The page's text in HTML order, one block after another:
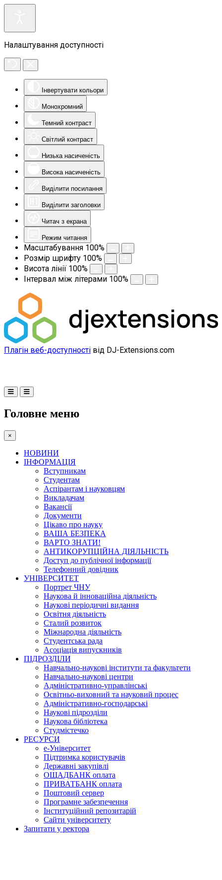
Налаштування доступності
Інвертувати кольори
Монохромний
Темний контраст
Світлий контраст
Низька насиченість
Висока насиченість
Виділити посилання
Виділити заголовки
Читач з екрана
Режим читання
Масштабування 100%
Розмір шрифту 100%
Висота лінії 100%
Інтервал між літерами 100%
Плагін веб-доступності від DJ-Extensions.com
Головне меню
×
НОВИНИ
ІНФОРМАЦІЯ
Вступникам
Студентам
Аспірантам і науковцям
Викладачам
Вакансії
Документи
Цікаво про науку
ВАША БЕЗПЕКА
ВАРТО ЗНАТИ!
АНТИКОРУПЦІЙНА ДІЯЛЬНІСТЬ
Доступ до публічної інформації
Телефонний довідник
УНІВЕРСИТЕТ
Портрет ЧНУ
Наукова й інноваційна діяльність
Наукові періодичні видання
Освітня діяльність
Сталий розвиток
Міжнародна діяльність
Студентська рада
Асоціація випускників
ПІДРОЗДІЛИ
Навчально-наукові інститути та факультети
Навчально-наукові центри
Адміністративно-управлінські
Освітньо-виховний та науковий процес
Адміністративно-господарські
Наукові підрозділи
Наукова бібліотека
Студмістечко
РЕСУРСИ
е-Університет
Підтримка користувачів
Державні закупівлі
ОЩАДБАНК оплата
ПРИВАТБАНК оплата
Поштовий сервер
Програмне забезпечення
Інституційний репозитарій
Сайти університету
Запитати у ректора